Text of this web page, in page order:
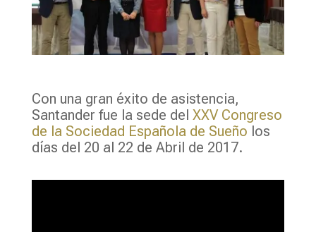
Con una gran éxito de asistencia,
Santander fue la sede del XXV Congreso
de la Sociedad Española de Sueño los
días del 20 al 22 de Abril de 2017.